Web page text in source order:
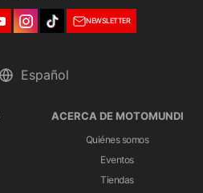
NEWSLETTER
ACERCA DE MOTOMUNDI
Quiénes somos
Eventos
Tiendas